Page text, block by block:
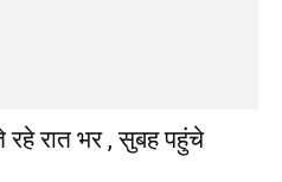
रहे रात भर , सुबह पहुंचे